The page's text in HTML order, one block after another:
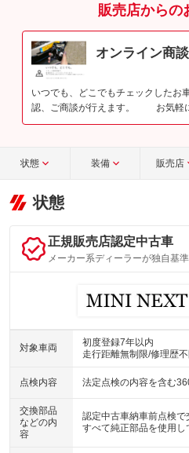
販売店からの
オンライン商
いつでも、どこでもチェックしたお
認、ご商談が行えます。 お気軽に
状態 装備 販売店
状態
正規販売店認定中古車
メーカー系ディーラーが独自基
対象車両
初度登録7年以内
走行距離無制限/修理歴
点検内容 法定点検の内容を含む
交換部品
などの内
容
認定中古車納車前点検で
すべて純正部品を使用し